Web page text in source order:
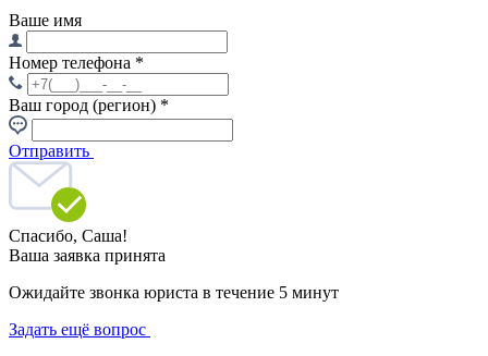
Ваше имя
Номер телефона *
Ваш город (регион) *
Отправить
Спасибо, Саша!
Ваша заявка принята
Ожидайте звонка юриста в течение 5 минут
Задать ещё вопрос